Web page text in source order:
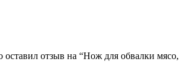
оставил отзыв на “Нож для обвалки мясо,